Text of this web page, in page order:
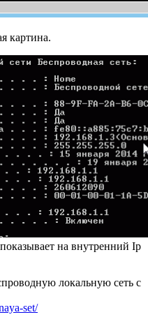
картина.
на внутренний Ip
локальную сеть с
set/